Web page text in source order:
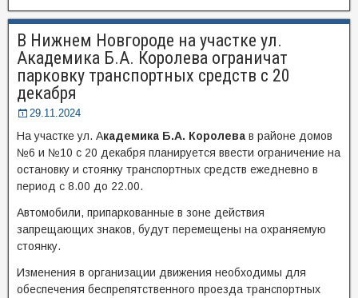
В Нижнем Новгороде на участке ул.
Академика Б.А. Королева ограничат
парковку транспортных средств с 20
декабря
29.11.2024
На участке ул. Академика Б.А. Королева в районе домов
№6 и №10 с 20 декабря планируется ввести ограничение на
остановку и стоянку транспортных средств ежедневно в
период с 8.00 до 22.00.
Автомобили, припаркованные в зоне действия
запрещающих знаков, будут перемещены на охраняемую
стоянку.
Изменения в организации движения необходимы для
обеспечения беспрепятственного проезда транспортных